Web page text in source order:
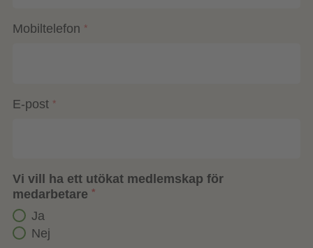
Mobiltelefon *
E-post *
Vi vill ha ett utökat medlemskap för
medarbetare *
Ja
Nej